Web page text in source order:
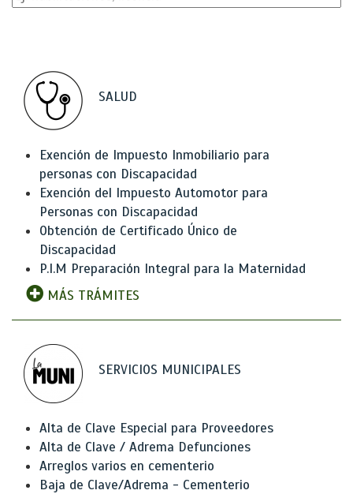
SALUD
Exención de Impuesto Inmobiliario para
personas con Discapacidad
Exención del Impuesto Automotor para
Personas con Discapacidad
Obtención de Certificado Único de
Discapacidad
P.I.M Preparación Integral para la Maternidad
MÁS TRÁMITES
SERVICIOS MUNICIPALES
Alta de Clave Especial para Proveedores
Alta de Clave / Adrema Defunciones
Arreglos varios en cementerio
Baja de Clave/Adrema - Cementerio